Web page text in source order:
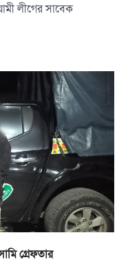
লীগের সাবেক
গ্রেফতার